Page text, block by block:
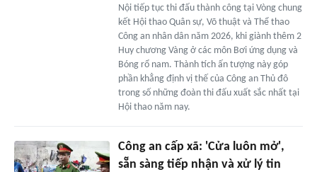
Nội tiếp tục thi đấu thành công tại Vòng chung
kết Hội thao Quân sự, Võ thuật và Thể thao
Công an nhân dân năm 2026, khi giành thêm 2
Huy chương Vàng ở các môn Bơi ứng dụng và
Bóng rổ nam. Thành tích ấn tượng này góp
phần khẳng định vị thế của Công an Thủ đô
trong số những đoàn thi đấu xuất sắc nhất tại
Hội thao năm nay.
Công an cấp xã: 'Cửa luôn mở',
sẵn sàng tiếp nhận và xử lý tin